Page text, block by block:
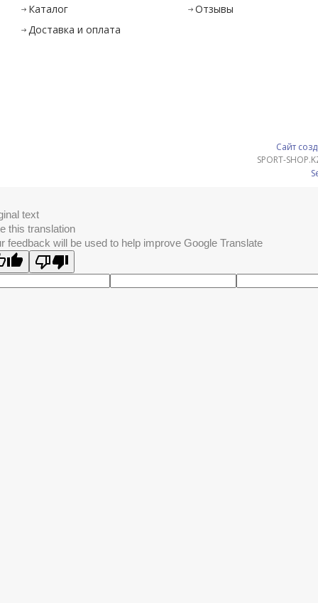
Каталог
Доставка и оплата
Отзывы
Сайт
SPORT-
text
this translation
feedback will be used to help improve Google Translate